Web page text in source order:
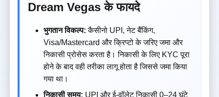
Dream Vegas के फायदे
भुगतान विकल्प: कैसीनो UPI, नेट बैंकिंग,
Visa/Mastercard और क्रिप्टो के जरिए जमा और
निकासी प्रोसेस करता है। निकासी के लिए KYC पूरा
होने के बाद वही तरीका लागू होता है जिससे जमा किया
गया था।
निकासी समय: UPI और ई-वॉलेट निकासी 0–24 घंटे